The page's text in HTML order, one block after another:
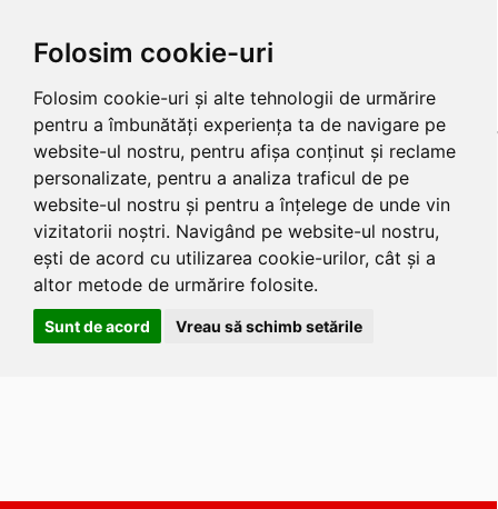
Folosim cookie-uri
Folosim cookie-uri și alte tehnologii de urmărire
pentru a îmbunătăți experiența ta de navigare pe
website-ul nostru, pentru afișa conținut și reclame
personalizate, pentru a analiza traficul de pe
website-ul nostru și pentru a înțelege de unde vin
vizitatorii noștri. Navigând pe website-ul nostru,
ești de acord cu utilizarea cookie-urilor, cât și a
altor metode de urmărire folosite.
Sunt de acord Vreau să schimb setările
S